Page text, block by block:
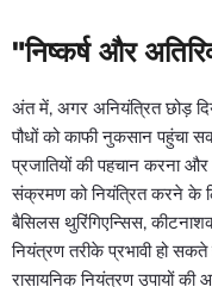
"निष्कर्ष और
अंत में, अगर अनियंत्रित छोड़
पौधों को काफी नुकसान पहुंचा
प्रजातियों की पहचान करना
संक्रमण को नियंत्रित करने के
बैसिलस थुरिंगिएन्सिस,
नियंत्रण तरीके प्रभावी हो
रासायनिक नियंत्रण उपायों